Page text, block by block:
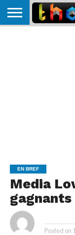
EN BREF
Media
gagnants
Posted on